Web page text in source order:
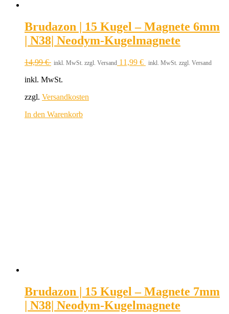
Brudazon | 15 Kugel – Magnete 6mm
| N38| Neodym-Kugelmagnete
14,99€ inkl. MwSt. zzgl. Versand 11,99 € inkl. MwSt. zzgl. Versand
inkl. MwSt.
zzgl. Versandkosten
In den Warenkorb
Brudazon | 15 Kugel – Magnete 7mm
| N38| Neodym-Kugelmagnete